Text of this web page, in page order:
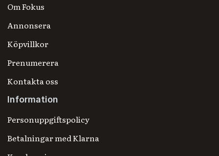
Om Fokus
Annonsera
Köpvillkor
Prenumerera
Kontakta oss
Information
Personuppgiftspolicy
Betalningar med Klarna